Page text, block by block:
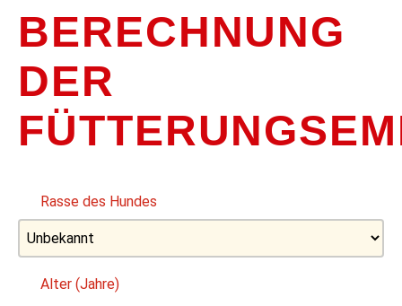
BERECHNUNG
DER
Rasse des Hundes
Alter (Jahre)